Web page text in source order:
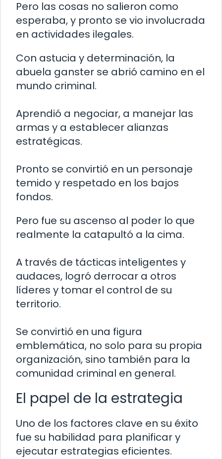
Pero las cosas no salieron como
esperaba, y pronto se vio involucrada
en actividades ilegales.
Con astucia y determinación, la
abuela ganster se abrió camino en el
mundo criminal.
Aprendió a negociar, a manejar las
armas y a establecer alianzas
estratégicas.
Pronto se convirtió en un personaje
temido y respetado en los bajos
fondos.
Pero fue su ascenso al poder lo que
realmente la catapultó a la cima.
A través de tácticas inteligentes y
audaces, logró derrocar a otros
líderes y tomar el control de su
territorio.
Se convirtió en una figura
emblemática, no solo para su propia
organización, sino también para la
comunidad criminal en general.
El papel de la estrategia
Uno de los factores clave en su éxito
fue su habilidad para planificar y
ejecutar estrategias eficientes.